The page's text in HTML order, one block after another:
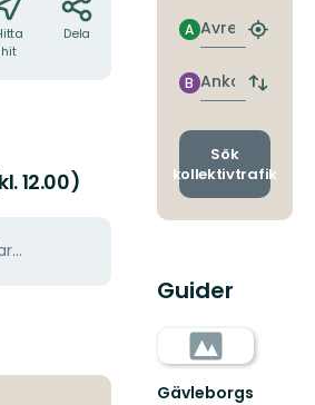
hit
Dela
12.00)
Avresa
A
Hitta
Ankomst
B
Byt
och
Sök
kollektivtrafik
Guider
Gävleborgs